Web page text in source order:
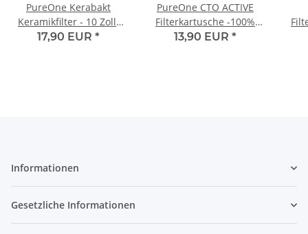
PureOne Kerabakt
Keramikfilter - 10 Zoll.
0.3µ
17,90 EUR *
PureOne CTO ACTIVE
Filterkartusche -100%
Kokos Aktivkohleblock 1µ
13,90 EUR *
Informationen
Gesetzliche Informationen